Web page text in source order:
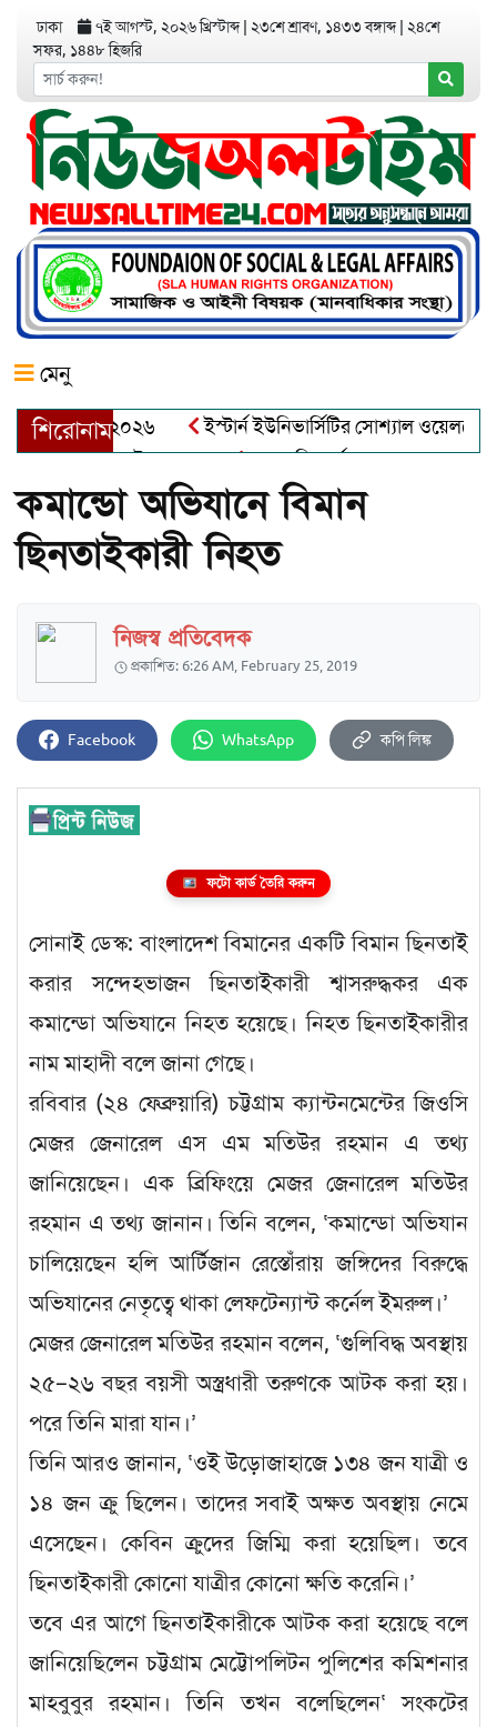
ঢাকা ৭ই আগস্ট, ২০২৬ খ্রিস্টাব্দ ২৩শে শ্রাবণ, ১৪৩৩ বঙ্গাব্দ ২৪শে
সফর, ১৪৪৮ হিজরি
মেনু
শিরোনাম
ইস্টার্ন ইউনিভার্সিটির সোশ্যাল ওয়েলফেয়ার
খালেক এর ইন্তেকাল
আত্মশুদ্ধি অর্জন ও অশুভকে বর্জন করে
কমান্ডো অভিযানে বিমান
ছিনতাইকারী নিহত
নিজস্ব প্রতিবেদক
প্রকাশিত: 6:26 AM, February 25, 2019
Facebook WhatsApp কপি লিঙ্ক
ফটো কার্ড তৈরি করুন
সোনাই ডেস্ক: বাংলাদেশ বিমানের একটি বিমান ছিনতাই
করার সন্দেহভাজন ছিনতাইকারী শ্বাসরুদ্ধকর এক
কমান্ডো অভিযানে নিহত হয়েছে। নিহত ছিনতাইকারীর
নাম মাহাদী বলে জানা গেছে।
রবিবার (২৪ ফেব্রুয়ারি) চট্টগ্রাম ক্যান্টনমেন্টের জিওসি
মেজর জেনারেল এস এম মতিউর রহমান এ তথ্য
জানিয়েছেন। এক ব্রিফিংয়ে মেজর জেনারেল মতিউর
রহমান এ তথ্য জানান। তিনি বলেন, ‘কমান্ডো অভিযান
চালিয়েছেন হলি আর্টিজান রেস্তোঁরায় জঙ্গিদের বিরুদ্ধে
অভিযানের নেতৃত্বে থাকা লেফটেন্যান্ট কর্নেল ইমরুল।’
মেজর জেনারেল মতিউর রহমান বলেন, ‘গুলিবিদ্ধ অবস্থায়
২৫–২৬ বছর বয়সী অস্ত্রধারী তরুণকে আটক করা হয়।
পরে তিনি মারা যান।’
তিনি আরও জানান, ‘ওই উড়োজাহাজে ১৩৪ জন যাত্রী ও
১৪ জন ক্রু ছিলেন। তাদের সবাই অক্ষত অবস্থায় নেমে
এসেছেন। কেবিন ক্রুদের জিম্মি করা হয়েছিল। তবে
ছিনতাইকারী কোনো যাত্রীর কোনো ক্ষতি করেনি।’
তবে এর আগে ছিনতাইকারীকে আটক করা হয়েছে বলে
জানিয়েছিলেন চট্টগ্রাম মেট্টোপলিটন পুলিশের কমিশনার
মাহবুবুর রহমান। তিনি তখন বলেছিলেন‘ সংকটের